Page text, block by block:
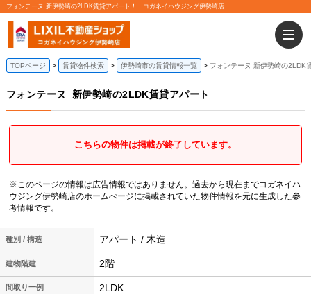
フォンテーヌ 新伊勢崎の2LDK賃貸アパート！｜コガネイハウジング伊勢崎店
TOPページ 賃貸物件検索 伊勢崎市の賃貸情報一覧 フォンテーヌ 新伊勢崎の2LDK
フォンテーヌ 新伊勢崎の2LDK賃貸アパート
こちらの物件は掲載が終了しています。
※このページの情報は広告情報ではありません。過去から現在までコガネイハ
ウジング伊勢崎店のホームぺージに掲載されていた物件情報を元に生成した参
考情報です。
種別 / 構造 アパート / 木造
建物階建 2階
間取り一例 2LDK